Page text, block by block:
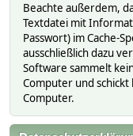
Beachte außerdem,
Textdatei mit
Passwort) im Cache-
ausschließlich dazu
Software sammelt
Computer und
Computer.